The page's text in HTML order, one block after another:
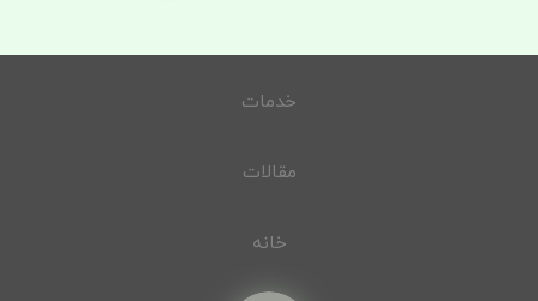
خدمات
مقالات
خانه